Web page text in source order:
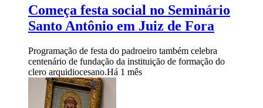
Começa festa social no Seminário
Santo Antônio em Juiz de Fora
Programação de festa do padroeiro também celebra
centenário de fundação da instituição de formação do
clero arquidiocesano.Há 1 mês